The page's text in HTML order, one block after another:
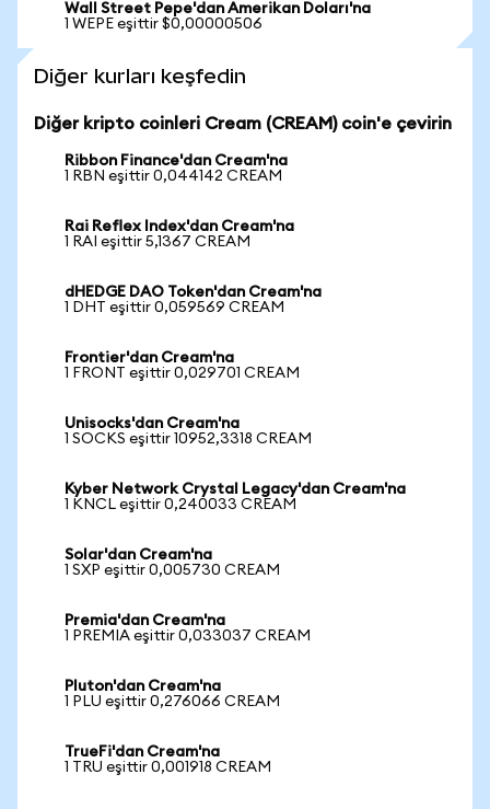
Wall Street Pepe'dan Amerikan Doları'na
1 WEPE eşittir $0,00000506
Diğer kurları keşfedin
Diğer kripto coinleri Cream (CREAM) coin'e çevirin
Ribbon Finance'dan Cream'na
1 RBN eşittir 0,044142 CREAM
Rai Reflex Index'dan Cream'na
1 RAI eşittir 5,1367 CREAM
dHEDGE DAO Token'dan Cream'na
1 DHT eşittir 0,059569 CREAM
Frontier'dan Cream'na
1 FRONT eşittir 0,029701 CREAM
Unisocks'dan Cream'na
1 SOCKS eşittir 10952,3318 CREAM
Kyber Network Crystal Legacy'dan Cream'na
1 KNCL eşittir 0,240033 CREAM
Solar'dan Cream'na
1 SXP eşittir 0,005730 CREAM
Premia'dan Cream'na
1 PREMIA eşittir 0,033037 CREAM
Pluton'dan Cream'na
1 PLU eşittir 0,276066 CREAM
TrueFi'dan Cream'na
1 TRU eşittir 0,001918 CREAM